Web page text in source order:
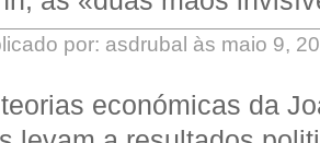
por: asdrubal às maio 9,
económicas da